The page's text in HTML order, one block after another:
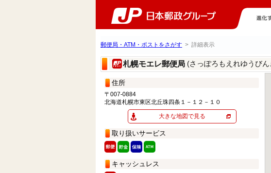
郵便局・ATM・ポストをさがす > 詳細表示
札幌モエレ郵便局 (さっぽろもえれゆうび
住所
〒007-0884
北海道札幌市東区北丘珠四条１－１２－１０
大きな地図で見る
取り扱いサービス
キャッシュレス